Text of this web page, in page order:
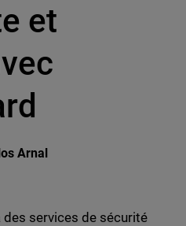
et
Arnal
X on Reddit
services de sécurité